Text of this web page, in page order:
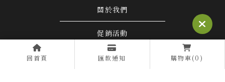
回首頁 匯款通知 購物車(0)
關於我們
促銷活動
購物須知